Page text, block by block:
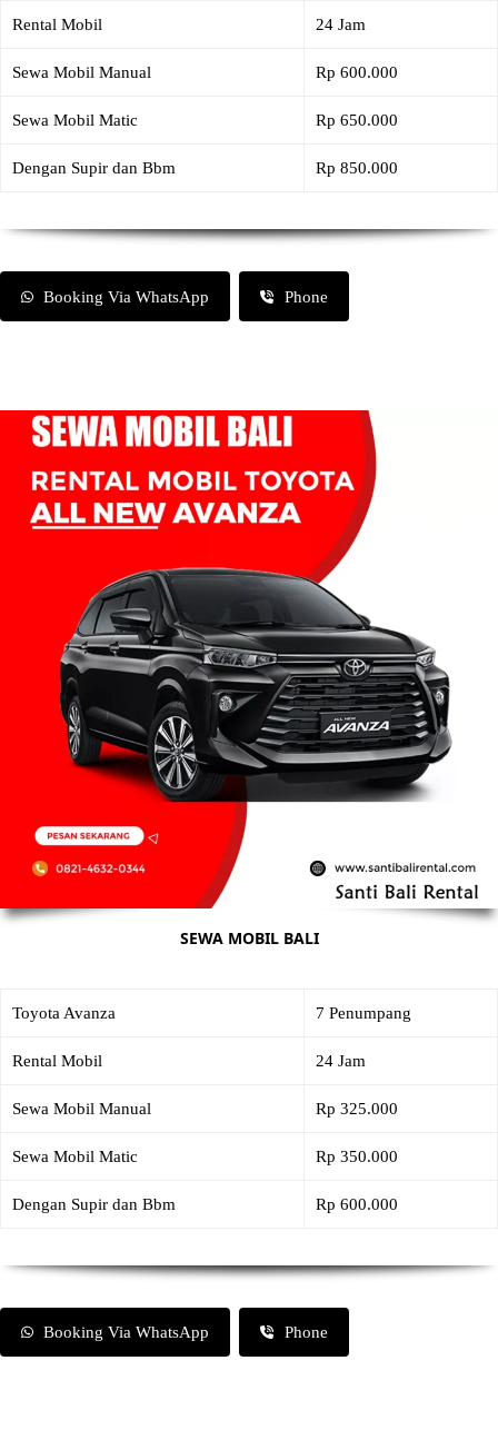
Rental Mobil 24 Jam
Sewa Mobil Manual Rp 600.000
Sewa Mobil Matic Rp 650.000
Dengan Supir dan Bbm Rp 850.000
Booking Via WhatsApp Phone
SEWA MOBIL BALI
Toyota Avanza 7 Penumpang
Rental Mobil 24 Jam
Sewa Mobil Manual Rp 325.000
Sewa Mobil Matic Rp 350.000
Dengan Supir dan Bbm Rp 600.000
Booking Via WhatsApp Phone